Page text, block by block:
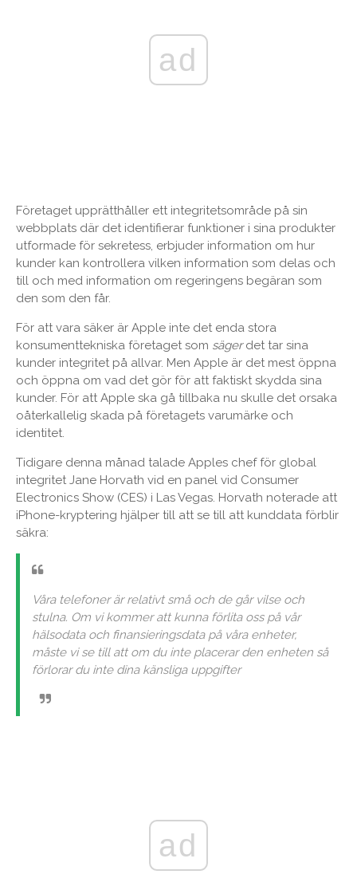
ad
Företaget upprätthåller ett integritetsområde på sin
webbplats där det identifierar funktioner i sina produkter
utformade för sekretess, erbjuder information om hur
kunder kan kontrollera vilken information som delas och
till och med information om regeringens begäran som
den som den får.
För att vara säker är Apple inte det enda stora
konsumenttekniska företaget som sägerdet tar sina
kunder integritet på allvar. Men Apple är det mest öppna
och öppna om vad det gör för att faktiskt skydda sina
kunder. För att Apple ska gå tillbaka nu skulle det orsaka
oåterkallelig skada på företagets varumärke och
identitet.
Tidigare denna månad talade Apples chef för global
integritet Jane Horvath vid en panel vid Consumer
Electronics Show (CES) i Las Vegas. Horvath noterade att
iPhone-kryptering hjälper till att se till att kunddata förblir
säkra:
Våra telefoner är relativt små och de går vilse och
stulna. Om vi ​​kommer att kunna förlita oss på vår
hälsodata och finansieringsdata på våra enheter,
måste vi se till att om du inte placerar den enheten så
förlorar du inte dina känsliga uppgifter
ad